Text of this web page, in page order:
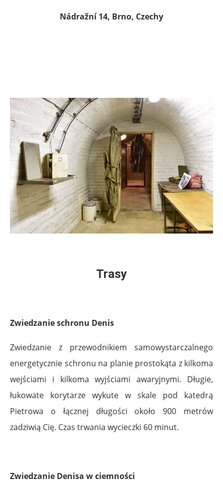
Nádražní 14, Brno, Czechy
Trasy
Zwiedzanie schronu Denis
Zwiedzanie z przewodnikiem samowystarczalnego
energetycznie schronu na planie prostokąta z kilkoma
wejściami i kilkoma wyjściami awaryjnymi. Długie,
łukowate korytarze wykute w skale pod katedrą
Pietrowa o łącznej długości około 900 metrów
zadziwią Cię. Czas trwania wycieczki 60 minut.
Zwiedzanie Denisa w ciemności